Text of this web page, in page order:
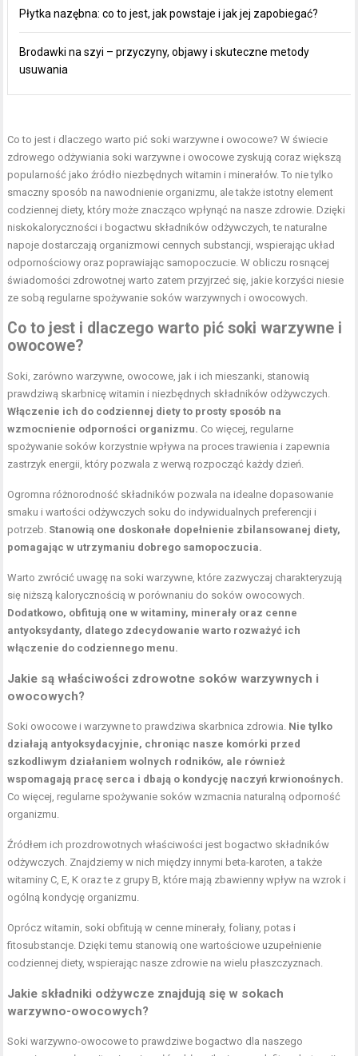
Płytka nazębna: co to jest, jak powstaje i jak jej zapobiegać?
Brodawki na szyi – przyczyny, objawy i skuteczne metody
usuwania
Co to jest i dlaczego warto pić soki warzywne i owocowe? W świecie
zdrowego odżywiania soki warzywne i owocowe zyskują coraz większą
popularność jako źródło niezbędnych witamin i minerałów. To nie tylko
smaczny sposób na nawodnienie organizmu , ale także istotny element
codziennej diety, który może znacząco wpłynąć na nasze zdrowie. Dzięki
niskokaloryczności i bogactwu składników odżywczych, te naturalne
napoje dostarczają organizmowi cennych substancji, wspierając układ
odpornościowy oraz poprawiając samopoczucie. W obliczu rosnącej
świadomości zdrowotnej warto zatem przyjrzeć się, jakie korzyści niesie
ze sobą regularne spożywanie soków warzywnych i owocowych.
Co to jest i dlaczego warto pić soki warzywne i
owocowe?
Soki, zarówno warzywne, owocowe, jak i ich mieszanki, stanowią
prawdziwą skarbnicę witamin i niezbędnych składników odżywczych.
Włączenie ich do codziennej diety to prosty sposób na
wzmocnienie odporności organizmu. Co więcej, regularne
spożywanie soków korzystnie wpływa na proces trawienia i zapewnia
zastrzyk energii, który pozwala z werwą rozpocząć każdy dzień.
Ogromna różnorodność składników pozwala na idealne dopasowanie
smaku i wartości odżywczych soku do indywidualnych preferencji i
potrzeb. Stanowią one doskonałe dopełnienie zbilansowanej diety,
pomagając w utrzymaniu dobrego samopoczucia.
Warto zwrócić uwagę na soki warzywne, które zazwyczaj charakteryzują
się niższą kalorycznością w porównaniu do soków owocowych.
Dodatkowo, obfitują one w witaminy, minerały oraz cenne
antyoksydanty, dlatego zdecydowanie warto rozważyć ich
włączenie do codziennego menu.
Jakie są właściwości zdrowotne soków warzywnych i
owocowych?
Soki owocowe i warzywne to prawdziwa skarbnica zdrowia. Nie tylko
działają antyoksydacyjnie, chroniąc nasze komórki przed
szkodliwym działaniem wolnych rodników, ale również
wspomagają pracę serca i dbają o kondycję naczyń krwionośnych.
Co więcej, regularne spożywanie soków wzmacnia naturalną odporność
organizmu.
Źródłem ich prozdrowotnych właściwości jest bogactwo składników
odżywczych. Znajdziemy w nich między innymi beta-karoten, a także
witaminy C, E, K oraz te z grupy B, które mają zbawienny wpływ na wzrok i
ogólną kondycję organizmu.
Oprócz witamin, soki obfitują w cenne minerały, foliany, potas i
fitosubstancje. Dzięki temu stanowią one wartościowe uzupełnienie
codziennej diety, wspierając nasze zdrowie na wielu płaszczyznach.
Jakie składniki odżywcze znajdują się w sokach
warzywno-owocowych?
Soki warzywno-owocowe to prawdziwe bogactwo dla naszego